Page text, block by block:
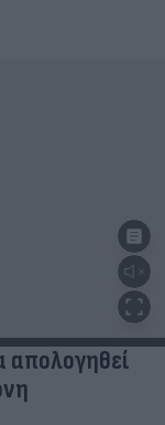
απολογηθεί